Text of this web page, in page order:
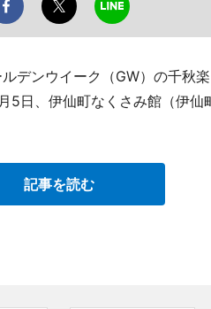
デンウイーク（GW）の千秋
日、伊仙町なくさみ館（伊仙
記事を読む